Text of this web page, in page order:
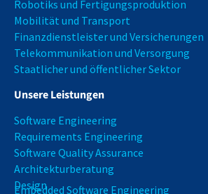
Robotiks und Fertigungsproduktion
Mobilität und Transport
Finanzdienstleister und Versicherungen
Telekommunikation und Versorgung
Staatlicher und öffentlicher Sektor
Unsere Leistungen
Software Engineering
Requirements Engineering
Software Quality Assurance
Architekturberatung
Design
Embedded Software Engineering